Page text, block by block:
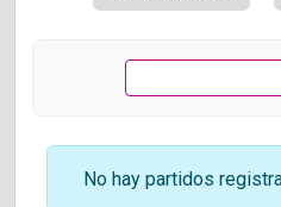
No hay partidos